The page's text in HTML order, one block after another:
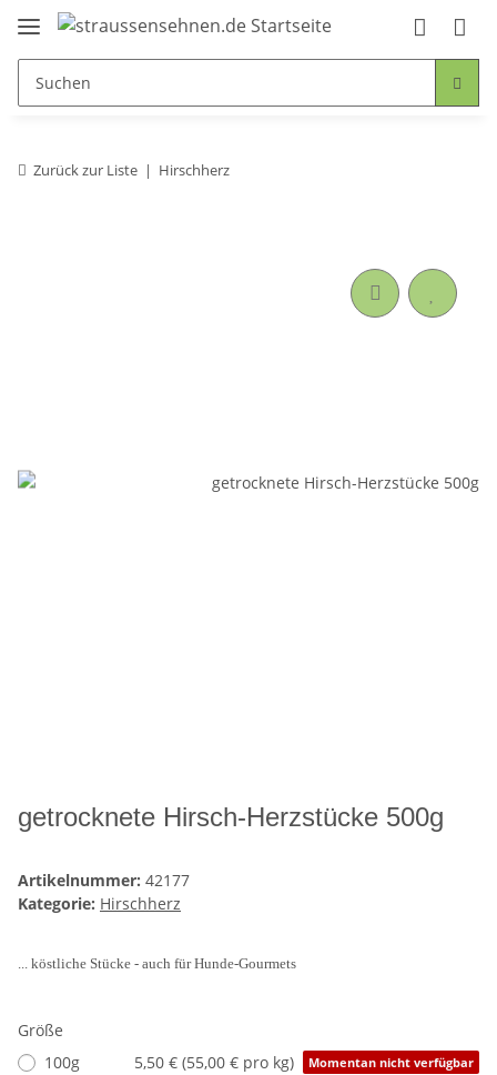
Zurück zur Liste Hirschherz
getrocknete Hirsch-Herzstücke 500g
Artikelnummer: 42177
Kategorie: Hirschherz
... köstliche Stücke - auch für Hunde-Gourmets
Größe
100g
5,50 € (55,00 € pro kg) Momentan nicht verfügbar